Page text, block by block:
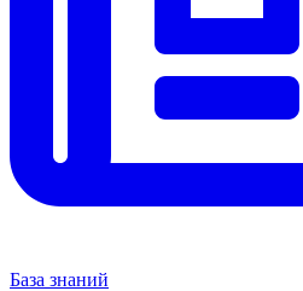
База знаний